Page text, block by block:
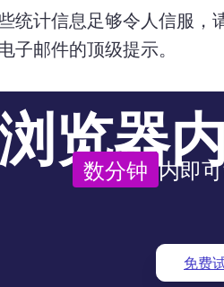
统计信息足够令人信服，
子邮件的顶级提示。
览器内
数分钟 内即
免费